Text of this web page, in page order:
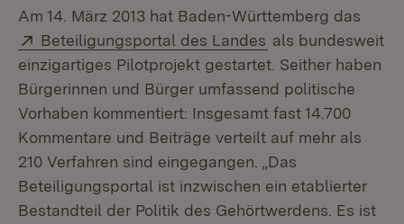
Am 14. März 2013 hat Baden-Württemberg das
Extern:
Beteiligungsportal des Landes (Öffnet in neuem
als bundesweit
einzigartiges Pilotprojekt gestartet. Seither haben
Bürgerinnen und Bürger umfassend politische
Vorhaben kommentiert: Insgesamt fast 14.700
Kommentare und Beiträge verteilt auf mehr als
210 Verfahren sind eingegangen. „Das
Beteiligungsportal ist inzwischen ein etablierter
Bestandteil der Politik des Gehörtwerdens. Es ist